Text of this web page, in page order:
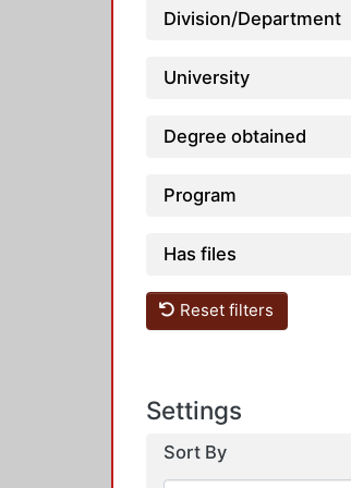
Division/Department
University
Degree obtained
Program
Has files
Reset filters
Settings
Sort By